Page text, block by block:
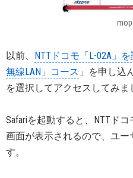
以前、 NTTドコモ「L-02A」
無線LAN」コース 」を申し込
を選択してアクセスしてみま
Safariを起動すると、NTTド
画面が表示されるので、ユー
す。